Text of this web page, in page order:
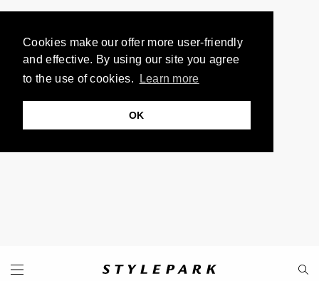
Cookies make our offer more user-friendly
and effective. By using our site you agree
to the use of cookies.
Learn more
OK